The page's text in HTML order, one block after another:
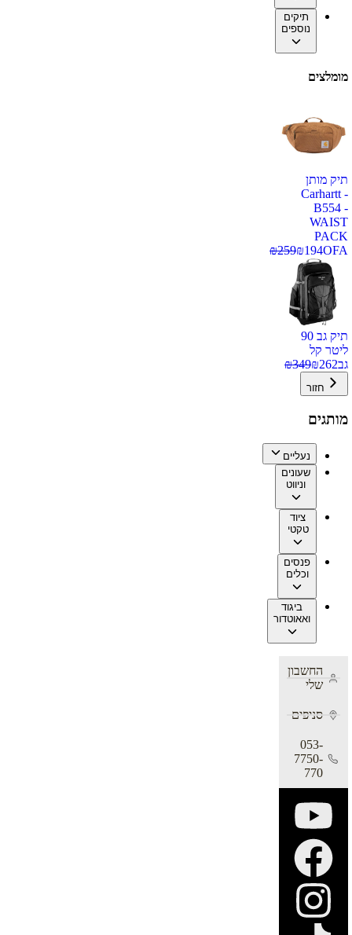
תיקים
נוספים
מומלצים
תיק מותן
Carhartt -
B554 -
WAIST
PACK
OFA
₪194
₪259
תיק גב 90
ליטר קל
גב
₪262
₪349
חזור
מותגים
נעליים
שעונים
וניווט
ציוד
טקטי
פנסים
וכלים
ביגוד
ואאוטדור
החשבון
שלי
סניפים
053-
7750-
770